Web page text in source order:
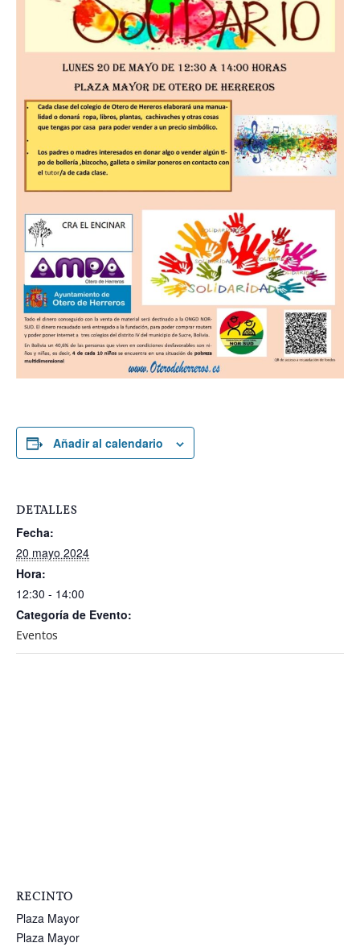
Añadir al calendario
DETALLES
Fecha:
20 mayo 2024
Hora:
12:30 - 14:00
Categoría de Evento:
Eventos
RECINTO
Plaza Mayor
Plaza Mayor